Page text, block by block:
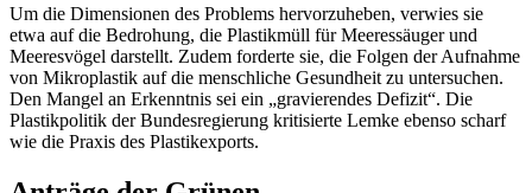
Um die Dimensionen des Problems hervorzuheben, verwies sie
etwa auf die Bedrohung, die Plastikmüll für Meeressäuger und
Meeresvögel darstellt. Zudem forderte sie, die Folgen der Aufnahme
von Mikroplastik auf die menschliche Gesundheit zu untersuchen.
Den Mangel an Erkenntnis sei ein „gravierendes Defizit“. Die
Plastikpolitik der Bundesregierung kritisierte Lemke ebenso scharf
wie die Praxis des Plastikexports.